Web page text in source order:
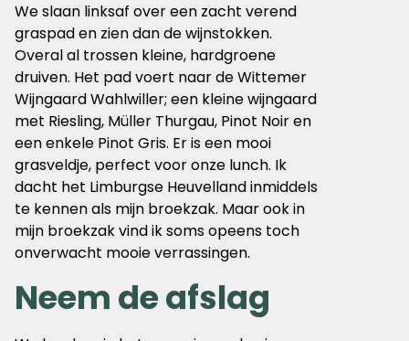
We slaan linksaf over een zacht verend
graspad en zien dan de wijnstokken.
Overal al trossen kleine, hardgroene
druiven. Het pad voert naar de Wittemer
Wijngaard Wahlwiller; een kleine wijngaard
met Riesling, Müller Thurgau, Pinot Noir en
een enkele Pinot Gris. Er is een mooi
grasveldje, perfect voor onze lunch. Ik
dacht het Limburgse Heuvelland inmiddels
te kennen als mijn broekzak. Maar ook in
mijn broekzak vind ik soms opeens toch
onverwacht mooie verrassingen.
Neem de afslag